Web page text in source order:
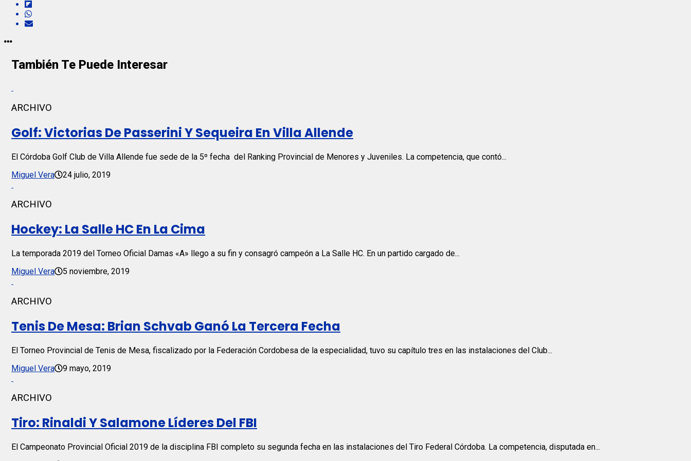
También Te Puede Interesar
ARCHIVO
Golf: Victorias De Passerini Y Sequeira En Villa Allende
El Córdoba Golf Club de Villa Allende fue sede de la 5º fecha del Ranking Provincial de Menores y Juveniles. La competencia, que contó...
Miguel Vera
24 julio, 2019
ARCHIVO
Hockey: La Salle HC En La Cima
La temporada 2019 del Torneo Oficial Damas «A» llego a su fin y consagró campeón a La Salle HC. En un partido cargado de...
Miguel Vera
5 noviembre, 2019
ARCHIVO
Tenis De Mesa: Brian Schvab Ganó La Tercera Fecha
El Torneo Provincial de Tenis de Mesa, fiscalizado por la Federación Cordobesa de la especialidad, tuvo su capítulo tres en las instalaciones del Club...
Miguel Vera
9 mayo, 2019
ARCHIVO
Tiro: Rinaldi Y Salamone Líderes Del FBI
El Campeonato Provincial Oficial 2019 de la disciplina FBI completo su segunda fecha en las instalaciones del Tiro Federal Córdoba. La competencia, disputada en...